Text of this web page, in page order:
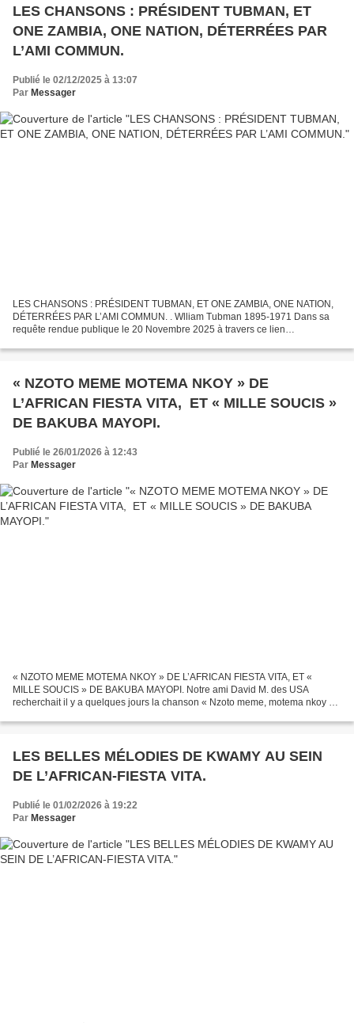
LES CHANSONS : PRÉSIDENT TUBMAN, ET
ONE ZAMBIA, ONE NATION, DÉTERRÉES PAR
L’AMI COMMUN.
Publié le 02/12/2025 à 13:07
Par Messager
LES CHANSONS : PRÉSIDENT TUBMAN, ET ONE ZAMBIA, ONE NATION,
DÉTERRÉES PAR L’AMI COMMUN. . Wlliam Tubman 1895-1971 Dans sa
requête rendue publique le 20 Novembre 2025 à travers ce lien
sbb-et-kimbokoto-pour-egayer-le-pere-de-ndila-joseph.html,...
« NZOTO MEME MOTEMA NKOY » DE
L’AFRICAN FIESTA VITA, ET « MILLE SOUCIS »
DE BAKUBA MAYOPI.
Publié le 26/01/2026 à 12:43
Par Messager
« NZOTO MEME MOTEMA NKOY » DE L’AFRICAN FIESTA VITA, ET «
MILLE SOUCIS » DE BAKUBA MAYOPI. Notre ami David M. des USA
recherchait il y a quelques jours la chanson « Nzoto meme, motema nkoy »
LES BELLES MÉLODIES DE KWAMY AU SEIN
DE L’AFRICAN-FIESTA VITA.
Publié le 01/02/2026 à 19:22
Par Messager